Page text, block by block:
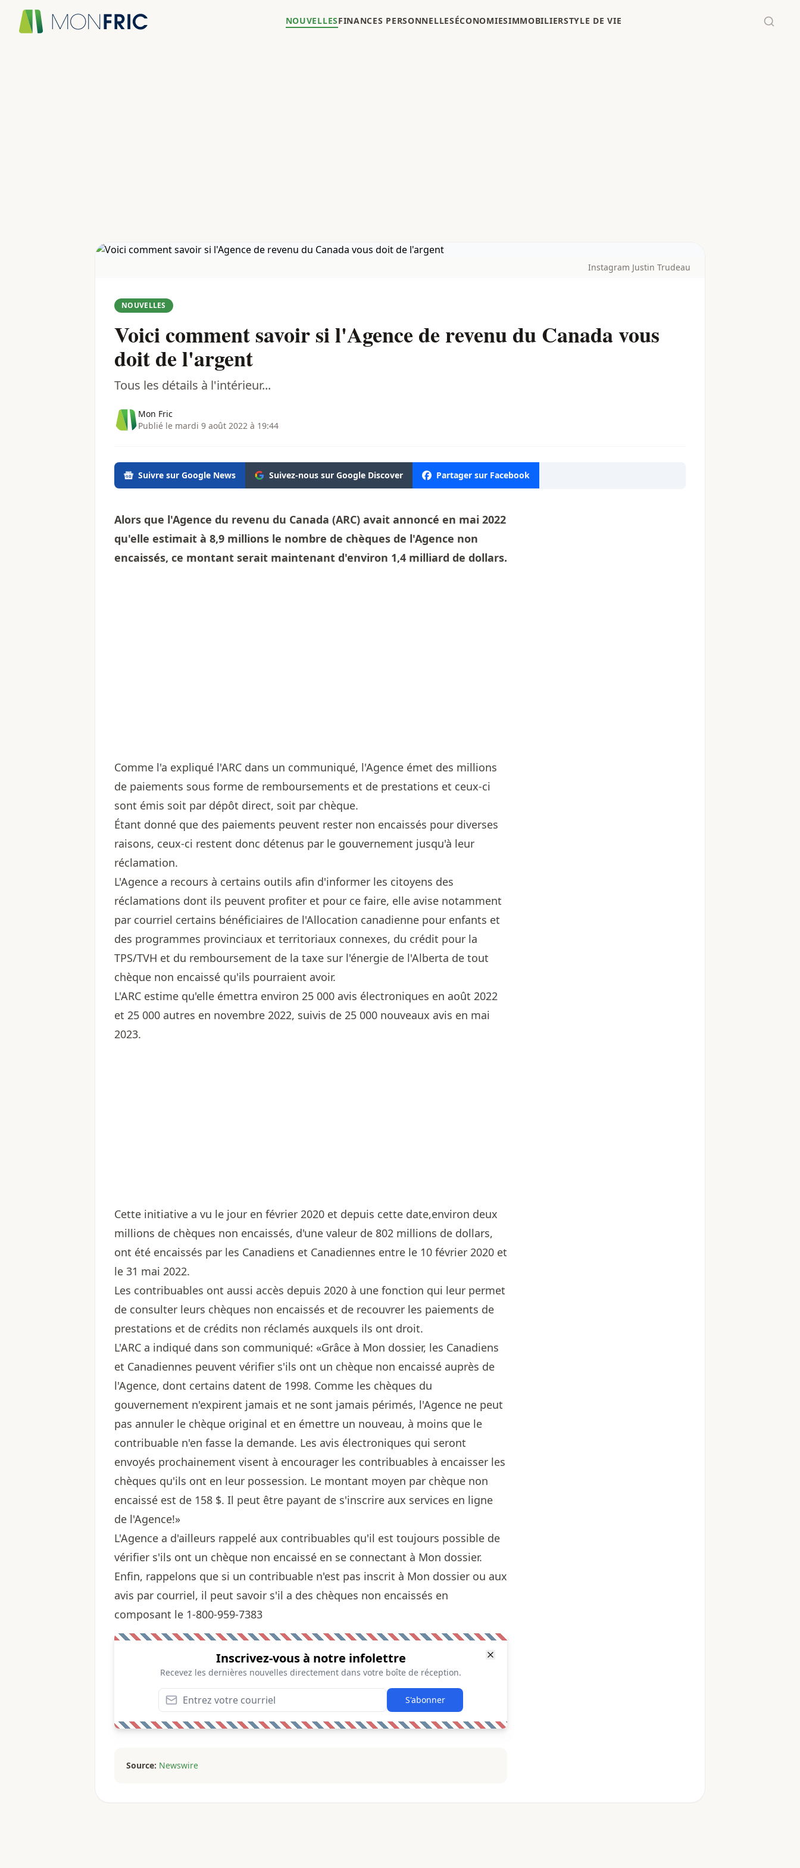
NOUVELLESFINANCES PERSONNELLESÉCONOMIESIMMOBILIERSTYLE DE VIE
Instagram Justin Trudeau
NOUVELLES
Voici comment savoir si l'Agence de revenu du Canada vous
doit de l'argent
Tous les détails à l'intérieur...
Mon Fric
Publié le mardi 9 août 2022 à 19:44
Suivre sur Google News Suivez-nous sur Google Discover Partager sur Facebook
Alors que l'Agence du revenu du Canada (ARC) avait annoncé en mai 2022
qu'elle estimait à 8,9 millions le nombre de chèques de l'Agence non
encaissés, ce montant serait maintenant d'environ 1,4 milliard de dollars.
Comme l'a expliqué l'ARC dans un communiqué, l'Agence émet des millions
de paiements sous forme de remboursements et de prestations et ceux-ci
sont émis soit par dépôt direct, soit par chèque.
Étant donné que des paiements peuvent rester non encaissés pour diverses
raisons, ceux-ci restent donc détenus par le gouvernement jusqu'à leur
réclamation.
L'Agence a recours à certains outils afin d'informer les citoyens des
réclamations dont ils peuvent profiter et pour ce faire, elle avise notamment
par courriel certains bénéficiaires de l'Allocation canadienne pour enfants et
des programmes provinciaux et territoriaux connexes, du crédit pour la
TPS/TVH et du remboursement de la taxe sur l'énergie de l'Alberta de tout
chèque non encaissé qu'ils pourraient avoir.
L'ARC estime qu'elle émettra environ 25 000 avis électroniques en août 2022
et 25 000 autres en novembre 2022, suivis de 25 000 nouveaux avis en mai
2023.
Cette initiative a vu le jour en février 2020 et depuis cette date,environ deux
millions de chèques non encaissés, d'une valeur de 802 millions de dollars,
ont été encaissés par les Canadiens et Canadiennes entre le 10 février 2020 et
le 31 mai 2022.
Les contribuables ont aussi accès depuis 2020 à une fonction qui leur permet
de consulter leurs chèques non encaissés et de recouvrer les paiements de
prestations et de crédits non réclamés auxquels ils ont droit.
L'ARC a indiqué dans son communiqué: «Grâce à Mon dossier, les Canadiens
et Canadiennes peuvent vérifier s'ils ont un chèque non encaissé auprès de
l'Agence, dont certains datent de 1998. Comme les chèques du
gouvernement n'expirent jamais et ne sont jamais périmés, l'Agence ne peut
pas annuler le chèque original et en émettre un nouveau, à moins que le
contribuable n'en fasse la demande. Les avis électroniques qui seront
envoyés prochainement visent à encourager les contribuables à encaisser les
chèques qu'ils ont en leur possession. Le montant moyen par chèque non
encaissé est de 158 $. Il peut être payant de s'inscrire aux services en ligne
de l'Agence!»
L'Agence a d'ailleurs rappelé aux contribuables qu'il est toujours possible de
vérifier s'ils ont un chèque non encaissé en se connectant à Mon dossier.
Enfin, rappelons que si un contribuable n'est pas inscrit à Mon dossier ou aux
avis par courriel, il peut savoir s'il a des chèques non encaissés en
composant le 1-800-959-7383
Inscrivez-vous à notre infolettre
Recevez les dernières nouvelles directement dans votre boîte de réception.
S'abonner
Source: Newswire